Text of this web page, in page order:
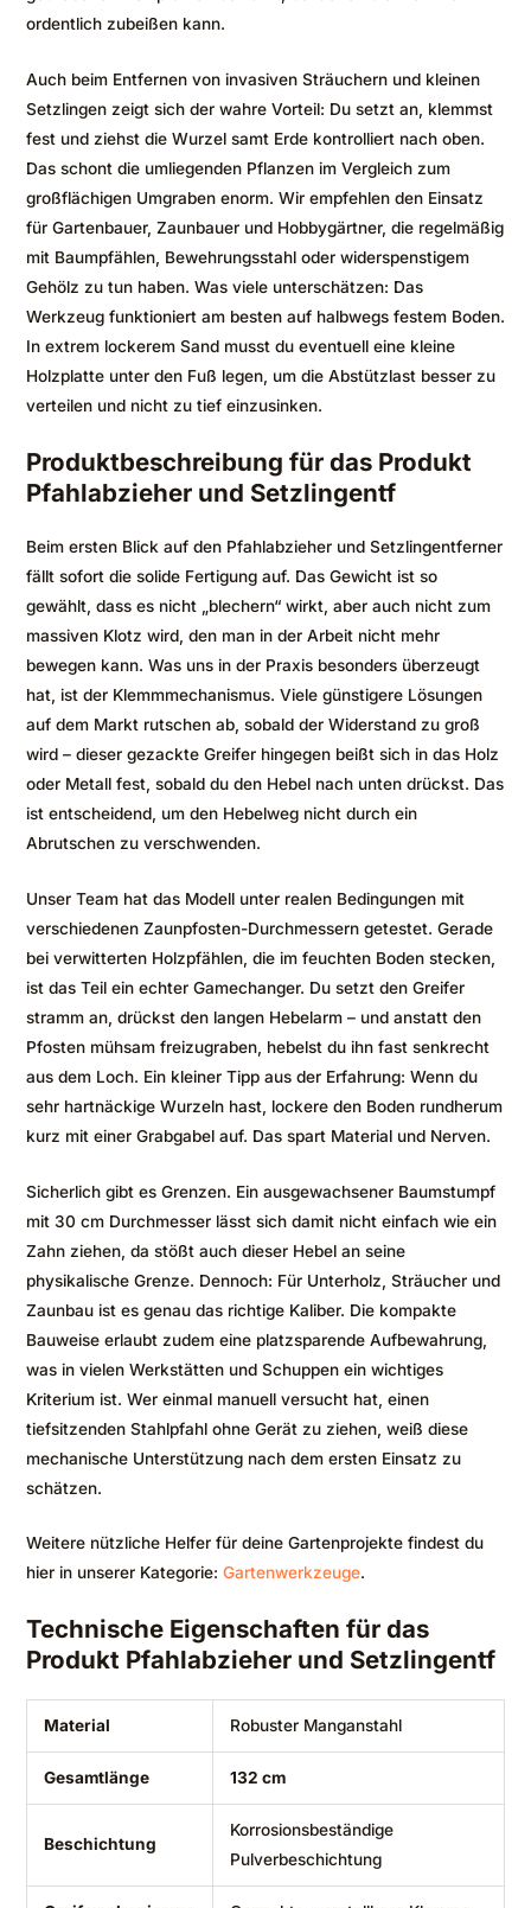
ordentlich zubeißen kann.
Auch beim Entfernen von invasiven Sträuchern und kleinen
Setzlingen zeigt sich der wahre Vorteil: Du setzt an, klemmst
fest und ziehst die Wurzel samt Erde kontrolliert nach oben.
Das schont die umliegenden Pflanzen im Vergleich zum
großflächigen Umgraben enorm. Wir empfehlen den Einsatz
für Gartenbauer, Zaunbauer und Hobbygärtner, die regelmäßig
mit Baumpfählen, Bewehrungsstahl oder widerspenstigem
Gehölz zu tun haben. Was viele unterschätzen: Das
Werkzeug funktioniert am besten auf halbwegs festem Boden.
In extrem lockerem Sand musst du eventuell eine kleine
Holzplatte unter den Fuß legen, um die Abstützlast besser zu
verteilen und nicht zu tief einzusinken.
Produktbeschreibung für das Produkt
Pfahlabzieher und Setzlingentf
Beim ersten Blick auf den Pfahlabzieher und Setzlingentferner
fällt sofort die solide Fertigung auf. Das Gewicht ist so
gewählt, dass es nicht „blechern“ wirkt, aber auch nicht zum
massiven Klotz wird, den man in der Arbeit nicht mehr
bewegen kann. Was uns in der Praxis besonders überzeugt
hat, ist der Klemmmechanismus. Viele günstigere Lösungen
auf dem Markt rutschen ab, sobald der Widerstand zu groß
wird – dieser gezackte Greifer hingegen beißt sich in das Holz
oder Metall fest, sobald du den Hebel nach unten drückst. Das
ist entscheidend, um den Hebelweg nicht durch ein
Abrutschen zu verschwenden.
Unser Team hat das Modell unter realen Bedingungen mit
verschiedenen Zaunpfosten-Durchmessern getestet. Gerade
bei verwitterten Holzpfählen, die im feuchten Boden stecken,
ist das Teil ein echter Gamechanger. Du setzt den Greifer
stramm an, drückst den langen Hebelarm – und anstatt den
Pfosten mühsam freizugraben, hebelst du ihn fast senkrecht
aus dem Loch. Ein kleiner Tipp aus der Erfahrung: Wenn du
sehr hartnäckige Wurzeln hast, lockere den Boden rundherum
kurz mit einer Grabgabel auf. Das spart Material und Nerven.
Sicherlich gibt es Grenzen. Ein ausgewachsener Baumstumpf
mit 30 cm Durchmesser lässt sich damit nicht einfach wie ein
Zahn ziehen, da stößt auch dieser Hebel an seine
physikalische Grenze. Dennoch: Für Unterholz, Sträucher und
Zaunbau ist es genau das richtige Kaliber. Die kompakte
Bauweise erlaubt zudem eine platzsparende Aufbewahrung,
was in vielen Werkstätten und Schuppen ein wichtiges
Kriterium ist. Wer einmal manuell versucht hat, einen
tiefsitzenden Stahlpfahl ohne Gerät zu ziehen, weiß diese
mechanische Unterstützung nach dem ersten Einsatz zu
schätzen.
Weitere nützliche Helfer für deine Gartenprojekte findest du
hier in unserer Kategorie: Gartenwerkzeuge.
Technische Eigenschaften für das
Produkt Pfahlabzieher und Setzlingentf
Material Robuster Manganstahl
Gesamtlänge 132 cm
Beschichtung
Korrosionsbeständige
Pulverbeschichtung